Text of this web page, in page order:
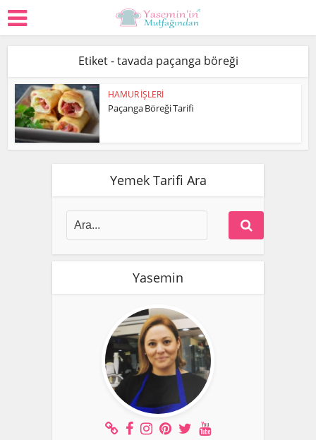
Etiket - tavada paçanga böreği
HAMUR İŞLERİ
Paçanga Böreği Tarifi
Yemek Tarifi Ara
Yasemin